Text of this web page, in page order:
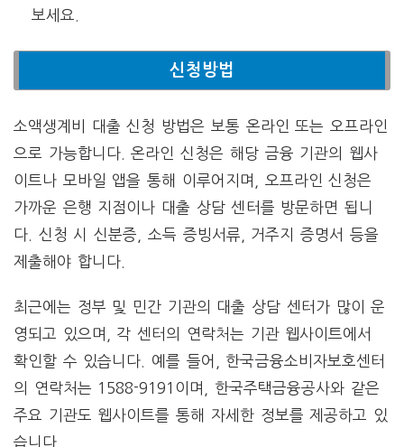
보세요.
신청방법
소액생계비 대출 신청 방법은 보통 온라인 또는 오프라인
으로 가능합니다. 온라인 신청은 해당 금융 기관의 웹사
이트나 모바일 앱을 통해 이루어지며, 오프라인 신청은
가까운 은행 지점이나 대출 상담 센터를 방문하면 됩니
다. 신청 시 신분증, 소득 증빙서류, 거주지 증명서 등을
제출해야 합니다.
최근에는 정부 및 민간 기관의 대출 상담 센터가 많이 운
영되고 있으며, 각 센터의 연락처는 기관 웹사이트에서
확인할 수 있습니다. 예를 들어, 한국금융소비자보호센터
의 연락처는 1588-9191이며, 한국주택금융공사와 같은
주요 기관도 웹사이트를 통해 자세한 정보를 제공하고 있
습니다.